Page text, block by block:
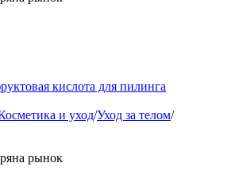
кислота для пилинга
и уход/Уход за телом/
рынок